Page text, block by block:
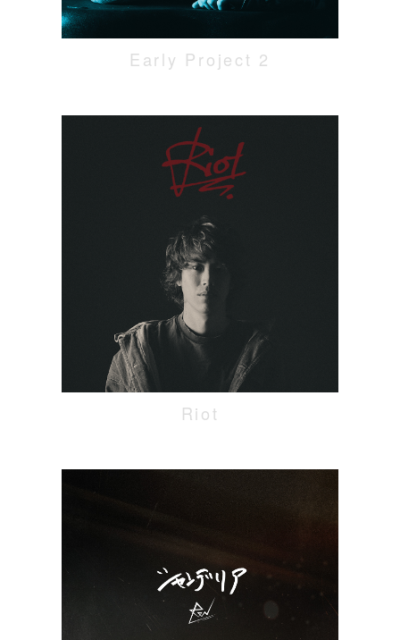
Early Project 2
Riot